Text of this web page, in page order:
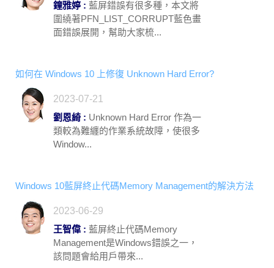
鐘雅婷 : 藍屏錯誤有很多種，本文將
圍繞著PFN_LIST_CORRUPT藍色畫
面錯誤展開，幫助大家梳...
如何在 Windows 10 上修復 Unknown Hard Error?
2023-07-21
劉恩綺 : Unknown Hard Error 作為一
類較為難纏的作業系統故障，使很多
Window...
Windows 10藍屏終止代碼Memory Management的解決方法
2023-06-29
王智偉 : 藍屏終止代碼Memory
Management是Windows錯誤之一，
該問題會給用戶帶來...